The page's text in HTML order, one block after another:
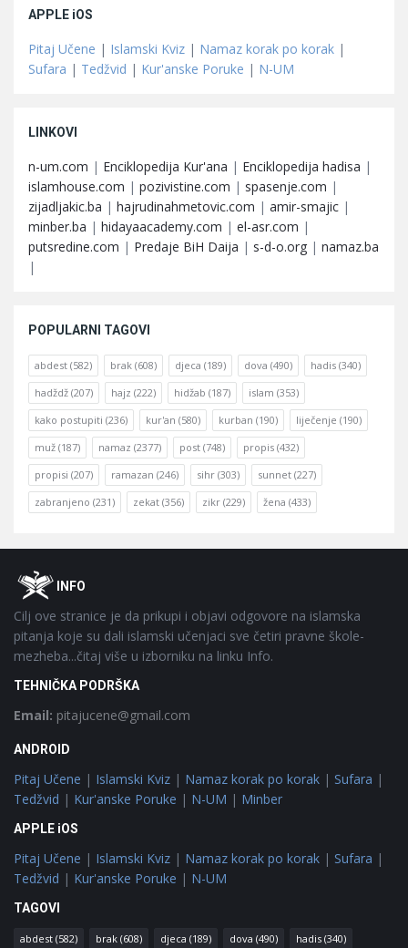
APPLE iOS
Pitaj Učene | Islamski Kviz | Namaz korak po korak |
Sufara | Tedžvid | Kur'anske Poruke | N-UM
LINKOVI
n-um.com | Enciklopedija Kur'ana | Enciklopedija hadisa |
islamhouse.com | pozivistine.com | spasenje.com |
zijadljakic.ba | hajrudinahmetovic.com | amir-smajic |
minber.ba | hidayaacademy.com | el-asr.com |
putsredine.com | Predaje BiH Daija | s-d-o.org | namaz.ba
|
POPULARNI TAGOVI
abdest (582) brak (608) djeca (189) dova (490) hadis (340)
hadždž (207) hajz (222) hidžab (187) islam (353)
kako postupiti (236) kur'an (580) kurban (190) liječenje (190)
muž (187) namaz (2377) post (748) propis (432)
propisi (207) ramazan (246) sihr (303) sunnet (227)
zabranjeno (231) zekat (356) zikr (229) žena (433)
FooterOINFO
Cilj ove stranice je da prikupi i objavi odgovore na islamska
pitanja koje su dali islamski učenjaci sve četiri pravne škole-
mezheba...čitaj više u izborniku na linku Info.
TEHNIČKA PODRŠKA
Email: pitajucene@gmail.com
ANDROID
Pitaj Učene | Islamski Kviz | Namaz korak po korak | Sufara |
Tedžvid | Kur'anske Poruke | N-UM | Minber
APPLE iOS
Pitaj Učene | Islamski Kviz | Namaz korak po korak | Sufara |
Tedžvid | Kur'anske Poruke | N-UM
TAGOVI
abdest (582) brak (608) djeca (189) dova (490) hadis (340)